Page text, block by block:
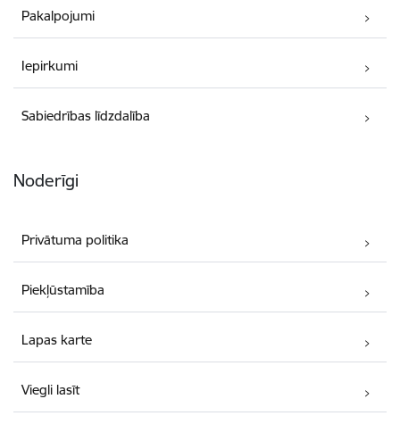
Pakalpojumi
Iepirkumi
Sabiedrības līdzdalība
Noderīgi
Privātuma politika
Piekļūstamība
Lapas karte
Viegli lasīt